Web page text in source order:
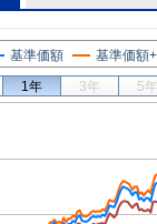
基準価額 基準価額
1年 3年 5年